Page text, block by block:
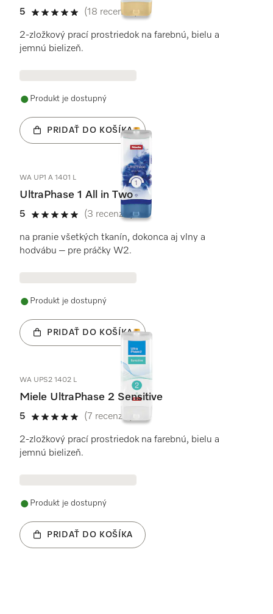
5
5 / 5
(18 recenzie)
2-zložkový prací prostriedok na farebnú, bielu a
jemnú bielizeň.
Produkt je dostupný
PRIDAŤ DO KOŠÍKA
WA UP1 A 1401 L
UltraPhase 1 All in Two
5
5 / 5
(3 recenzie)
na pranie všetkých tkanín, dokonca aj vlny a
hodvábu – pre práčky W2.
Produkt je dostupný
PRIDAŤ DO KOŠÍKA
WA UPS2 1402 L
Miele UltraPhase 2 Sensitive
5
5 / 5
(7 recenzie)
2-zložkový prací prostriedok na farebnú, bielu a
jemnú bielizeň.
Produkt je dostupný
PRIDAŤ DO KOŠÍKA